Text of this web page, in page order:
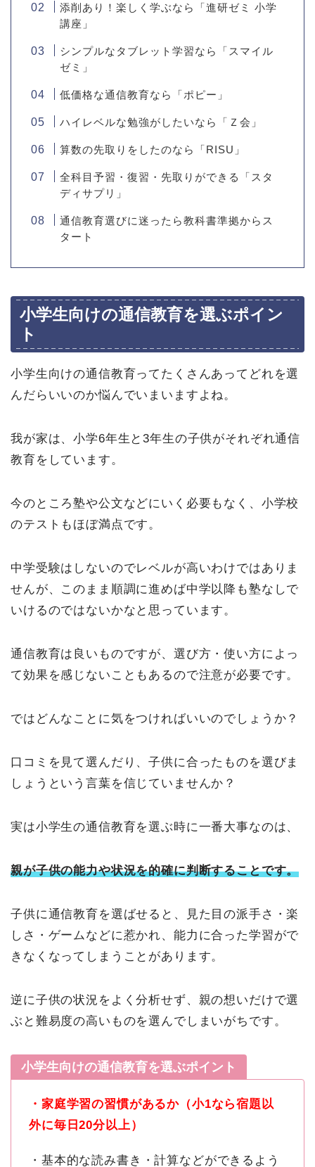
添削あり！楽しく学ぶなら「進研ゼミ 小学
講座」
シンプルなタブレット学習なら「スマイル
ゼミ」
低価格な通信教育なら「ポピー」
ハイレベルな勉強がしたいなら「Ｚ会」
算数の先取りをしたのなら「RISU」
全科目予習・復習・先取りができる「スタ
ディサプリ」
通信教育選びに迷ったら教科書準拠からス
タート
小学生向けの通信教育を選ぶポイン
ト
小学生向けの通信教育ってたくさんあってどれを選
んだらいいのか悩んでいまいますよね。
我が家は、小学6年生と3年生の子供がそれぞれ通信
教育をしています。
今のところ塾や公文などにいく必要もなく、小学校
のテストもほぼ満点です。
中学受験はしないのでレベルが高いわけではありま
せんが、このまま順調に進めば中学以降も塾なしで
いけるのではないかなと思っています。
通信教育は良いものですが、選び方・使い方によっ
て効果を感じないこともあるので注意が必要です。
ではどんなことに気をつければいいのでしょうか？
口コミを見て選んだり、子供に合ったものを選びま
しょうという言葉を信じていませんか？
実は小学生の通信教育を選ぶ時に一番大事なのは、
親が子供の能力や状況を的確に判断することです。
子供に通信教育を選ばせると、見た目の派手さ・楽
しさ・ゲームなどに惹かれ、能力に合った学習がで
きなくなってしまうことがあります。
逆に子供の状況をよく分析せず、親の想いだけで選
ぶと難易度の高いものを選んでしまいがちです。
小学生向けの通信教育を選ぶポイント
・家庭学習の習慣があるか（小1なら宿題以
外に毎日20分以上）
・基本的な読み書き・計算などができるよう